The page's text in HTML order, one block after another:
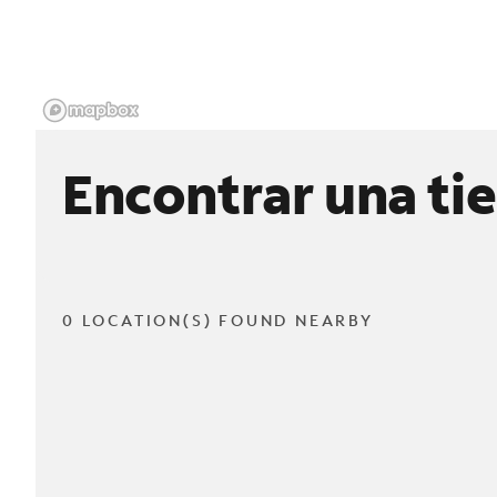
Encontrar una
0 LOCATION(S) FOUND NEARBY